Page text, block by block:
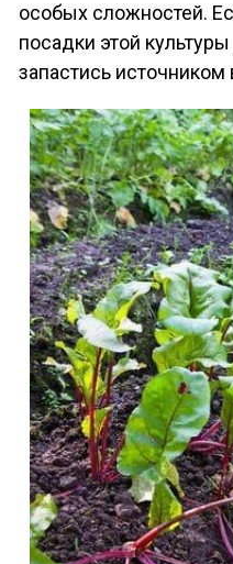
особых сложностей.
посадки этой
запастись